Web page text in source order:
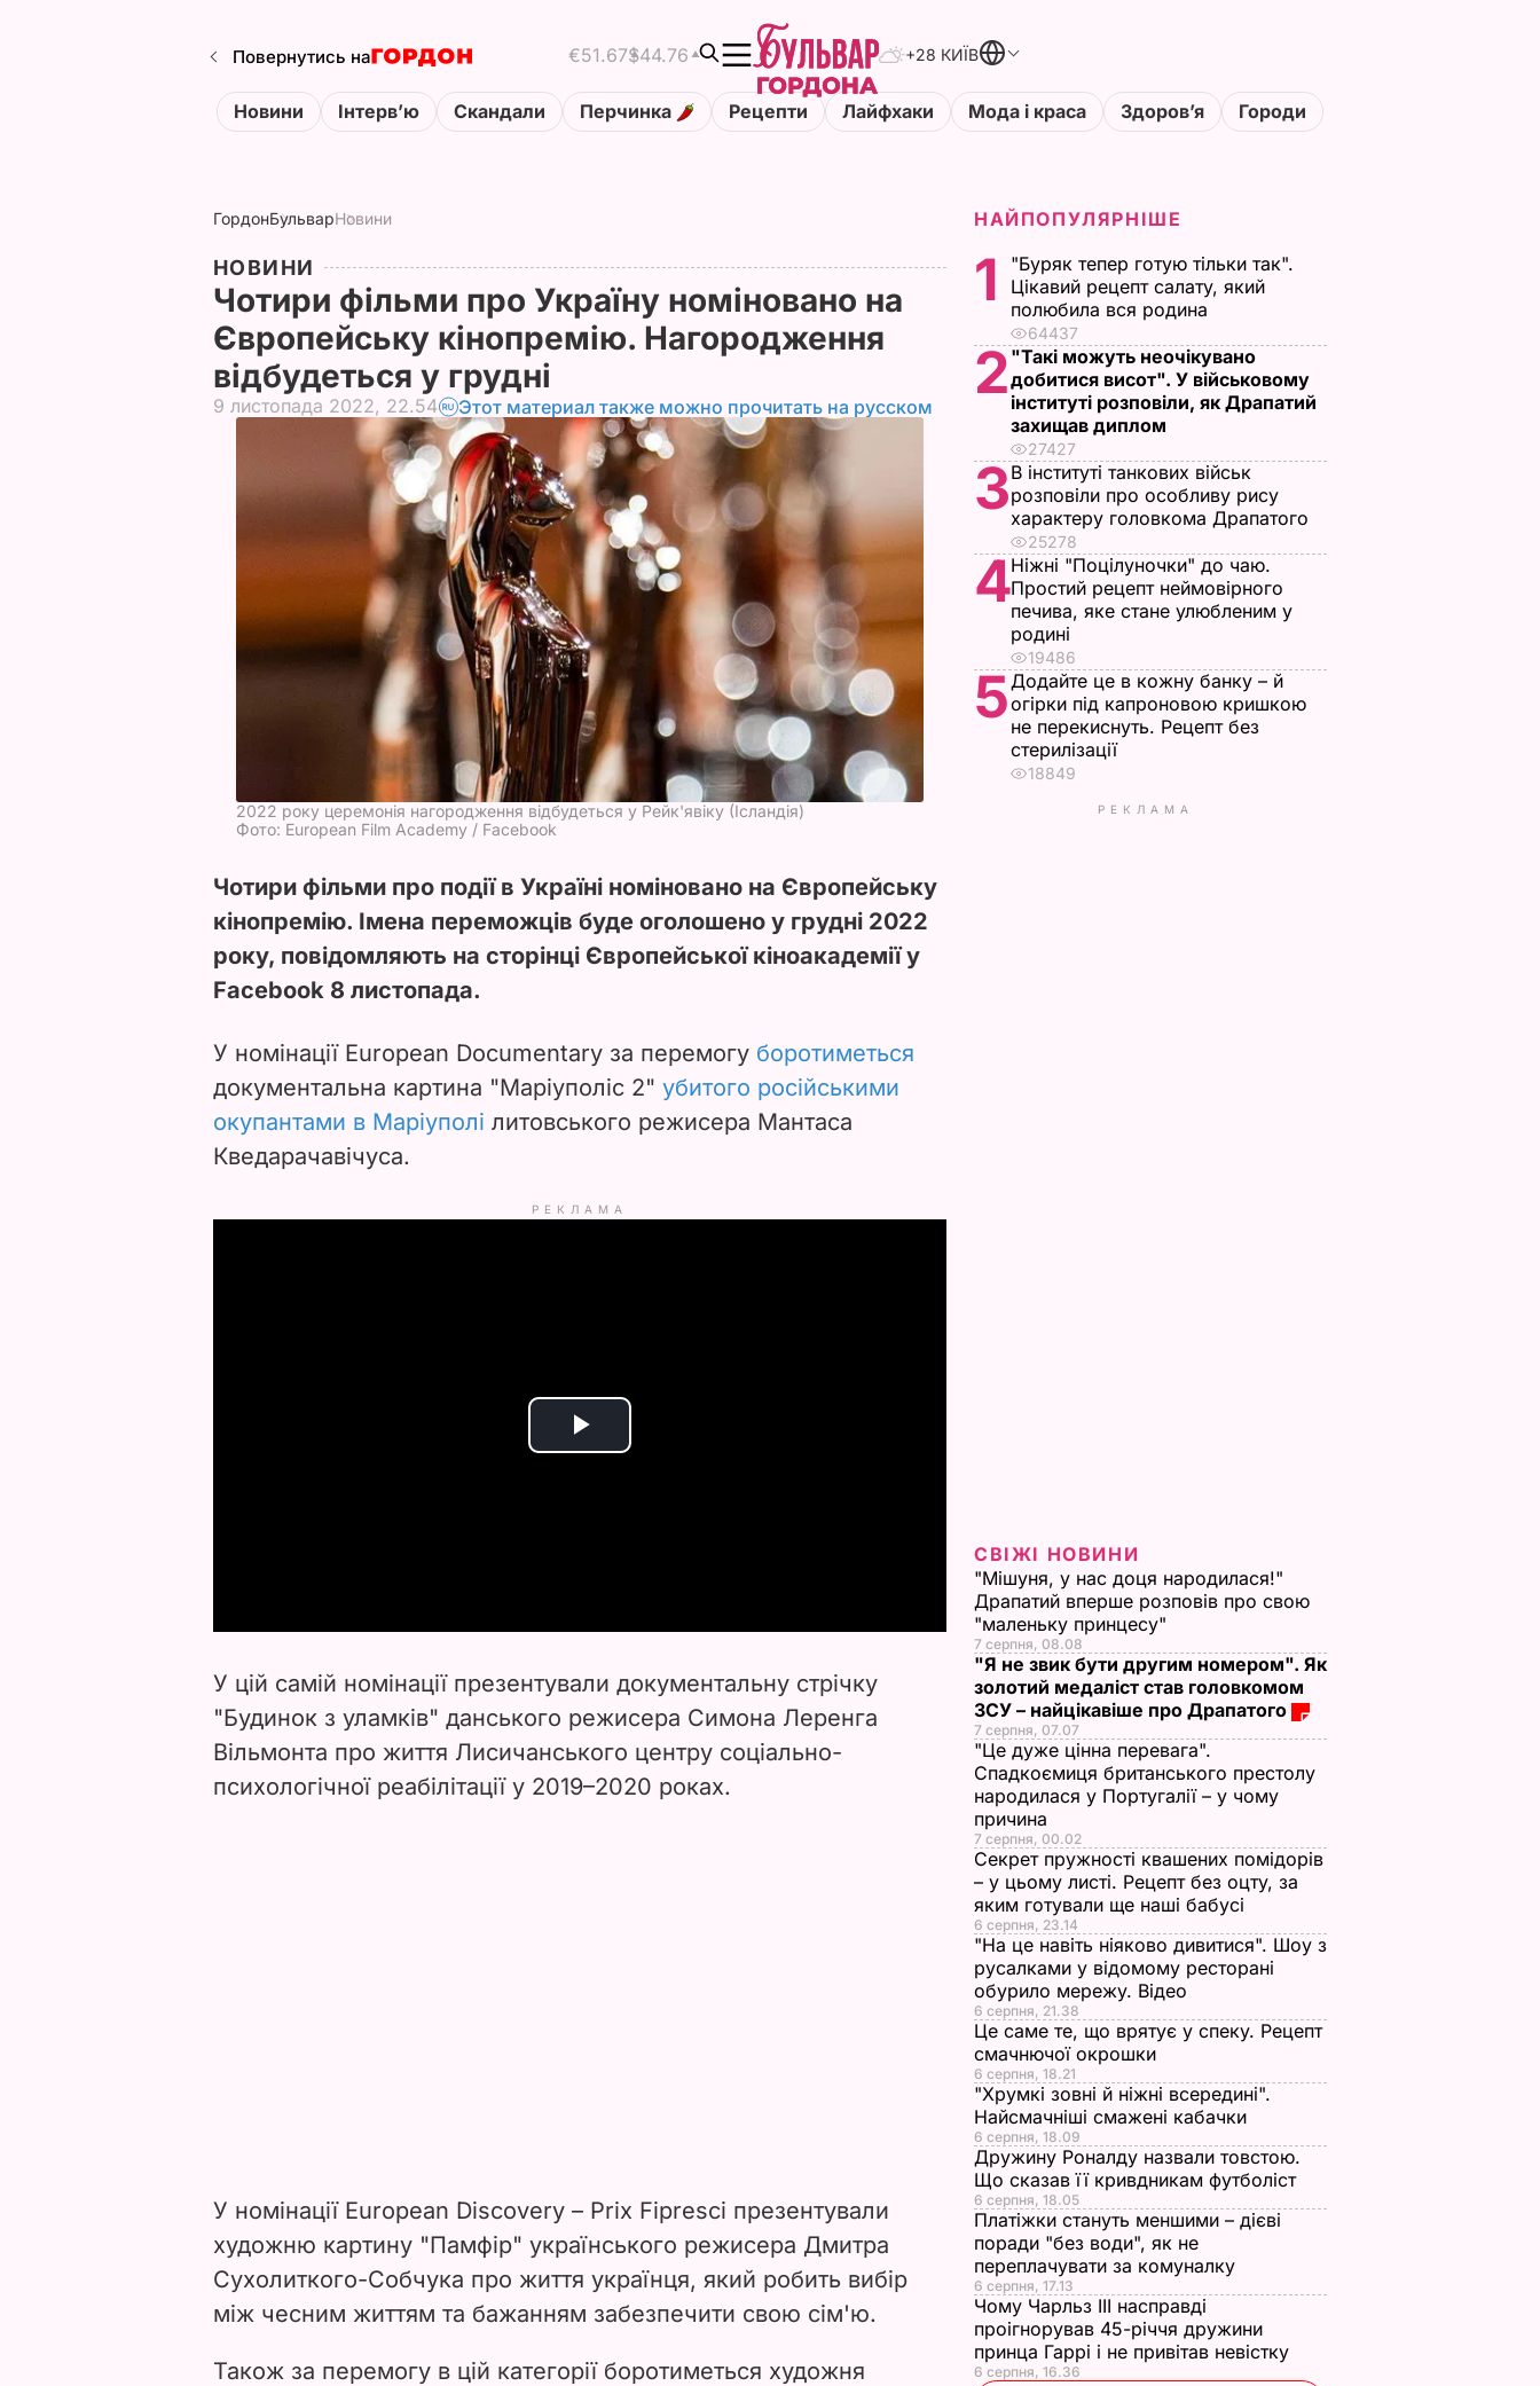
Повернутись на €51.67$44.76 +28 КИЇВ
Новини Інтервʼю Скандали Перчинка Рецепти Лайфхаки Мода і краса Здоровʼя Городи
ГордонБульварНовини
НОВИНИ
Чотири фільми про Україну номіновано на
Європейську кінопремію. Нагородження
відбудеться у грудні
9 листопада 2022, 22.54 Этот материал также можно прочитать на русском
2022 року церемонія нагородження відбудеться у Рейк'явіку (Ісландія)
Фото: European Film Academy / Facebook
Чотири фільми про події в Україні номіновано на Європейську
кінопремію. Імена переможців буде оголошено у грудні 2022
року, повідомляють на сторінці Європейської кіноакадемії у
Facebook 8 листопада.
У номінації European Documentary за перемогу боротиметься
документальна картина "Маріуполіс 2" убитого російськими
окупантами в Маріуполі литовського режисера Мантаса
Кведарачавічуса.
РЕКЛАМА
P
i
d
У цій самій номінації презентували документальну стрічку
"Будинок з уламків" данського режисера Симона Леренга
Вільмонта про життя Лисичанського центру соціально-
психологічної реабілітації у 2019–2020 роках.
У номінації European Discovery – Prix Fipresci презентували
художню картину "Памфір" українського режисера Дмитра
Сухолиткого-Собчука про життя українця, який робить вибір
між чесним життям та бажанням забезпечити свою сім'ю.
Також за перемогу в цій категорії боротиметься художня
НАЙПОПУЛЯРНІШЕ
1
"Буряк тепер готую тільки так".
Цікавий рецепт салату, який
полюбила вся родина
64437
2 "Такі можуть неочікувано
добитися висот". У військовому
інституті розповіли, як Драпатий
захищав диплом
27427
3В інституті танкових військ
розповіли про особливу рису
характеру головкома Драпатого
25278
4Ніжні "Поцілуночки" до чаю.
Простий рецепт неймовірного
печива, яке стане улюбленим у
родині
19486
5Додайте це в кожну банку – й
огірки під капроновою кришкою
не перекиснуть. Рецепт без
стерилізації
18849
РЕКЛАМА
СВІЖІ НОВИНИ
"Мішуня, у нас доця народилася!"
Драпатий вперше розповів про свою
"маленьку принцесу"
7 серпня, 08.08
"Я не звик бути другим номером". Як
золотий медаліст став головкомом
ЗСУ – найцікавіше про Драпатого
7 серпня, 07.07
"Це дуже цінна перевага".
Спадкоємиця британського престолу
народилася у Португалії – у чому
причина
7 серпня, 00.02
Секрет пружності квашених помідорів
– у цьому листі. Рецепт без оцту, за
яким готували ще наші бабусі
6 серпня, 23.14
"На це навіть ніяково дивитися". Шоу з
русалками у відомому ресторані
обурило мережу. Відео
6 серпня, 21.38
Це саме те, що врятує у спеку. Рецепт
смачнючої окрошки
6 серпня, 18.21
"Хрумкі зовні й ніжні всередині".
Найсмачніші смажені кабачки
6 серпня, 18.09
Дружину Роналду назвали товстою.
Що сказав її кривдникам футболіст
6 серпня, 18.05
Платіжки стануть меншими – дієві
поради "без води", як не
переплачувати за комуналку
6 серпня, 17.13
Чому Чарльз III насправді
проігнорував 45-річчя дружини
принца Гаррі і не привітав невістку
6 серпня, 16.36